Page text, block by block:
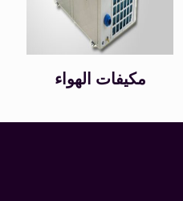
مكيفات الهواء